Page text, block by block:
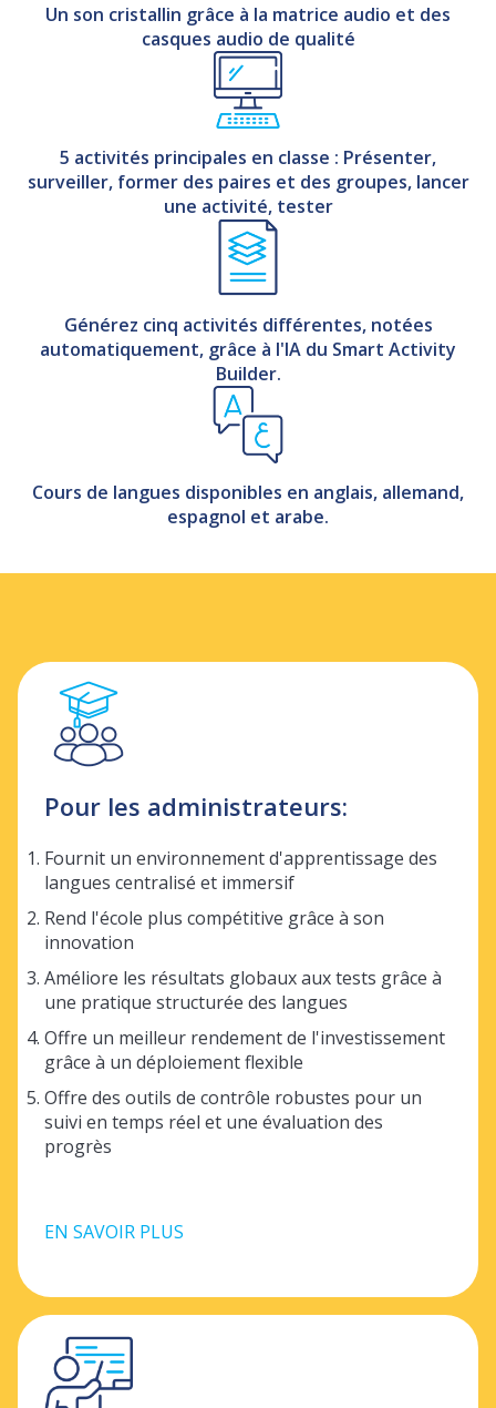
Un son cristallin grâce à la matrice audio et des
casques audio de qualité
5 activités principales en classe : Présenter,
surveiller, former des paires et des groupes, lancer
une activité, tester
Générez cinq activités différentes, notées
automatiquement, grâce à l'IA du Smart Activity
Builder.
Cours de langues disponibles en anglais, allemand,
espagnol et arabe.
Pour les administrateurs:
Fournit un environnement d'apprentissage des
langues centralisé et immersif
Rend l'école plus compétitive grâce à son
innovation
Améliore les résultats globaux aux tests grâce à
une pratique structurée des langues
Offre un meilleur rendement de l'investissement
grâce à un déploiement flexible
Offre des outils de contrôle robustes pour un
suivi en temps réel et une évaluation des
progrès
EN SAVOIR PLUS